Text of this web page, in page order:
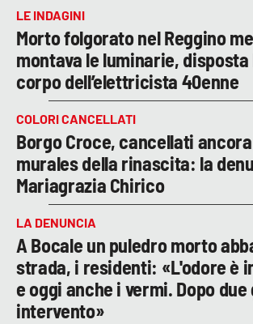
LE INDAGINI
Morto folgorato nel Reggino
montava le luminarie, disposta
corpo dell’elettricista 40enne
COLORI CANCELLATI
Borgo Croce, cancellati
murales della rinascita: la
Mariagrazia Chirico
LA DENUNCIA
A Bocale un puledro morto
strada, i residenti: «L'odore è
e oggi anche i vermi. Dopo
intervento»